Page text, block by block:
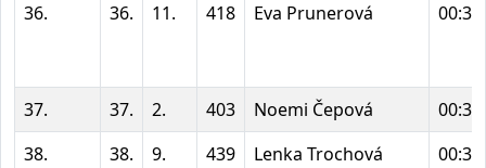
36. 36. 11. 418 Eva Prunerová
37. 37. 2. 403 Noemi Čepová
38.
38. 9. 439 Lenka Trochová